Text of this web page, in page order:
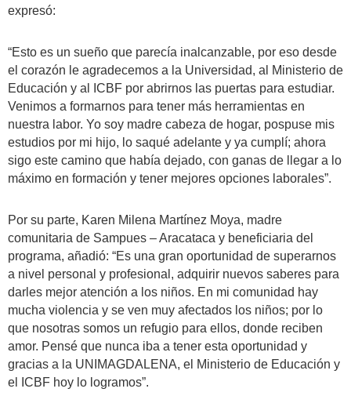
expresó:
“Esto es un sueño que parecía inalcanzable, por eso desde
el corazón le agradecemos a la Universidad, al Ministerio de
Educación y al ICBF por abrirnos las puertas para estudiar.
Venimos a formarnos para tener más herramientas en
nuestra labor. Yo soy madre cabeza de hogar, pospuse mis
estudios por mi hijo, lo saqué adelante y ya cumplí; ahora
sigo este camino que había dejado, con ganas de llegar a lo
máximo en formación y tener mejores opciones laborales”.
Por su parte, Karen Milena Martínez Moya, madre
comunitaria de Sampues – Aracataca y beneficiaria del
programa, añadió: “Es una gran oportunidad de superarnos
a nivel personal y profesional, adquirir nuevos saberes para
darles mejor atención a los niños. En mi comunidad hay
mucha violencia y se ven muy afectados los niños; por lo
que nosotras somos un refugio para ellos, donde reciben
amor. Pensé que nunca iba a tener esta oportunidad y
gracias a la UNIMAGDALENA, el Ministerio de Educación y
el ICBF hoy lo logramos”.